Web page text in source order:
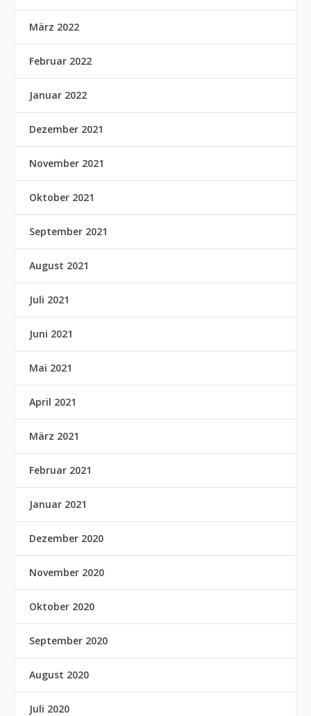
März 2022
Februar 2022
Januar 2022
Dezember 2021
November 2021
Oktober 2021
September 2021
August 2021
Juli 2021
Juni 2021
Mai 2021
April 2021
März 2021
Februar 2021
Januar 2021
Dezember 2020
November 2020
Oktober 2020
September 2020
August 2020
Juli 2020